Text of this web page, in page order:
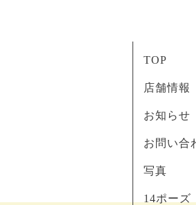
TOP
店舗情報
お知らせ
お問い合
写真
14ポーズ